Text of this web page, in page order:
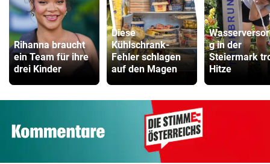
Rihanna braucht
ein Team für ihre
drei Kinder
Diese
Kühlschrank-
Fehler schlagen
auf den Magen
g in der
Steiermark
Hitze